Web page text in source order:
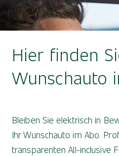
Hier finden
Wunschauto
Bleiben Sie elektrisch in
Ihr Wunschauto im Abo.
transparenten All-inclusive